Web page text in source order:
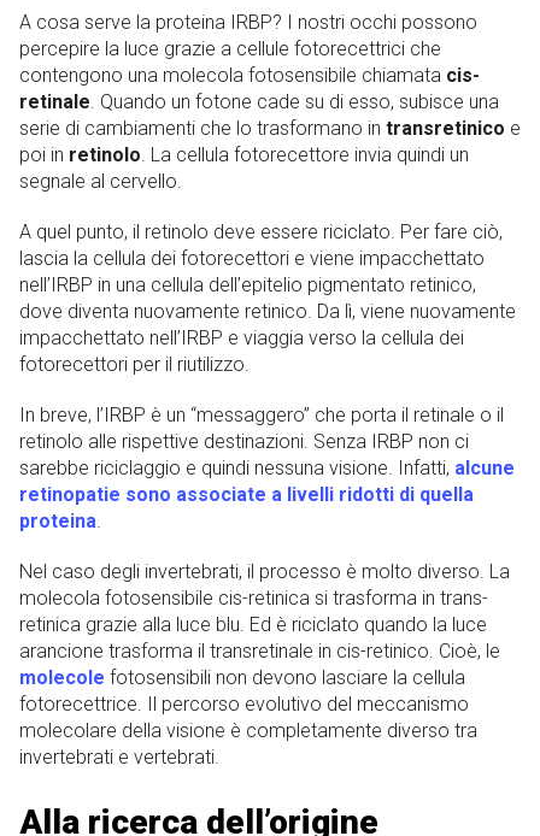
A cosa serve la proteina IRBP? I nostri occhi possono
percepire la luce grazie a cellule fotorecettrici che
contengono una molecola fotosensibile chiamata cis-
retinale. Quando un fotone cade su di esso, subisce una
serie di cambiamenti che lo trasformano in transretinico e
poi in retinolo. La cellula fotorecettore invia quindi un
segnale al cervello.
A quel punto, il retinolo deve essere riciclato. Per fare ciò,
lascia la cellula dei fotorecettori e viene impacchettato
nell’IRBP in una cellula dell’epitelio pigmentato retinico,
dove diventa nuovamente retinico. Da lì, viene nuovamente
impacchettato nell’IRBP e viaggia verso la cellula dei
fotorecettori per il riutilizzo.
In breve, l’IRBP è un “messaggero” che porta il retinale o il
retinolo alle rispettive destinazioni. Senza IRBP non ci
sarebbe riciclaggio e quindi nessuna visione. Infatti, alcune
retinopatie sono associate a livelli ridotti di quella
proteina.
Nel caso degli invertebrati, il processo è molto diverso. La
molecola fotosensibile cis-retinica si trasforma in trans-
retinica grazie alla luce blu. Ed è riciclato quando la luce
arancione trasforma il transretinale in cis-retinico. Cioè, le
molecole fotosensibili non devono lasciare la cellula
fotorecettrice. Il percorso evolutivo del meccanismo
molecolare della visione è completamente diverso tra
invertebrati e vertebrati.
Alla ricerca dell’origine